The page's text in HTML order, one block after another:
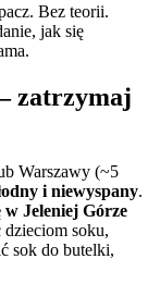
Bez teorii.
jak się
zatrzymaj
Warszawy (~5
i niewyspany.
w Jeleniej Górze
soku,
sok do butelki,